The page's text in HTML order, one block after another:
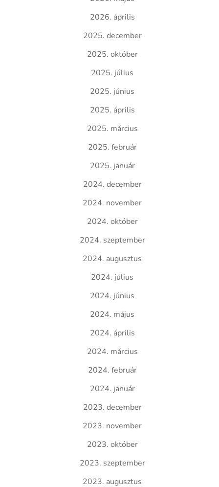
2026. április
2025. december
2025. október
2025. július
2025. június
2025. április
2025. március
2025. február
2025. január
2024. december
2024. november
2024. október
2024. szeptember
2024. augusztus
2024. július
2024. június
2024. május
2024. április
2024. március
2024. február
2024. január
2023. december
2023. november
2023. október
2023. szeptember
2023. augusztus